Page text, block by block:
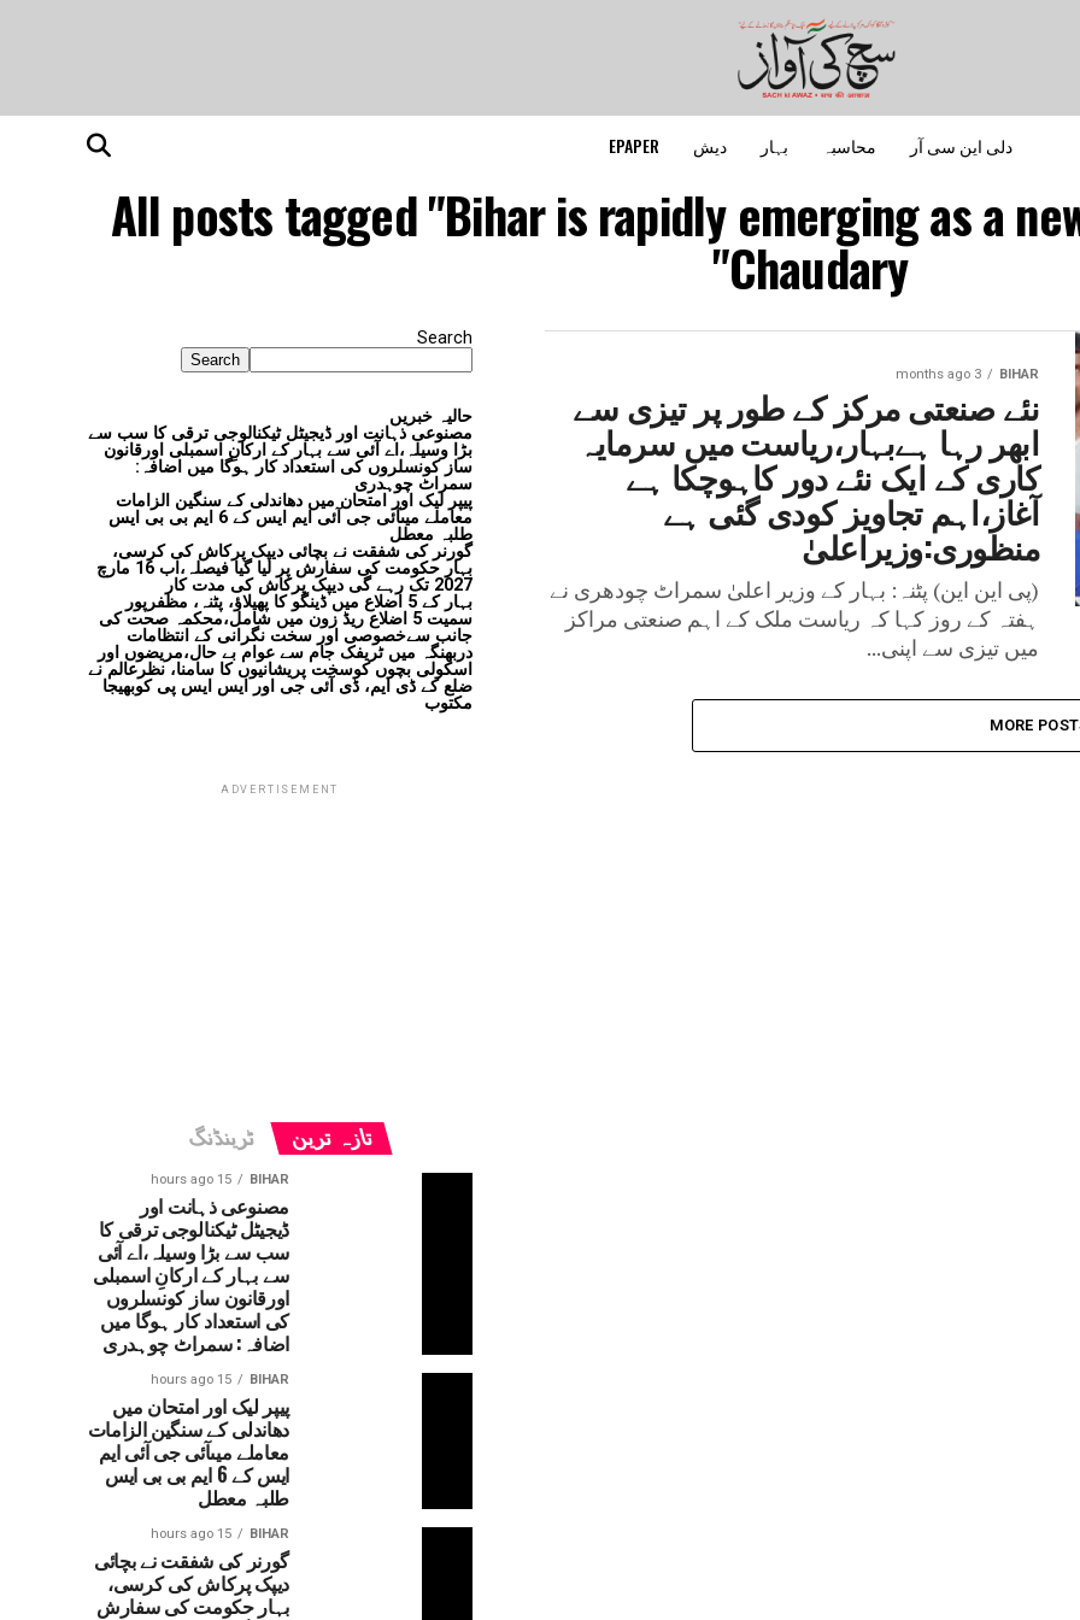
دلی این سی آر محاسبہ بہار دیش EPAPER
All posts tagged "Bihar is rapidly emerging as a
Chaudary"
BIHAR
3 months ago
نئے صنعتی مرکز کے طور پر تیزی سے
ابھر رہا ہےبہار،ریاست میں سرمایہ
کاری کے ایک نئے دور کاہوچکا ہے
آغاز،اہم تجاویز کودی گئی ہے
منظوری:وزیراعلیٰ
(پی این این) پٹنہ: بہار کے وزیر اعلیٰ سمراٹ چودھری نے
ہفتہ کے روز کہا کہ ریاست ملک کے اہم صنعتی مراکز
میں تیزی سے اپنی...
MORE
Search
Search
حالیہ خبریں
مصنوعی ذہانت اور ڈیجیٹل ٹیکنالوجی ترقی کا سب سے
بڑا وسیلہ،اے آئی سے بہار کے ارکانِ اسمبلی اورقانون
ساز کونسلروں کی استعداد کار ہوگا میں اضافہ:
سمراٹ چوہدری
پیپر لیک اور امتحان میں دھاندلی کے سنگین الزامات
معاملے میںآئی جی آئی ایم ایس کے 6 ایم بی بی ایس
طلبہ معطل
گورنر کی شفقت نے بچائی دیپک پرکاش کی کرسی،
بہار حکومت کی سفارش پر لیا گیا فیصلہ،اب 16 مارچ
2027 تک رہے گی دیپک پرکاش کی مدت کار
بہار کے 5 اضلاع میں ڈینگو کا پھیلاؤ، پٹنہ، مظفرپور
سمیت 5 اضلاع ریڈ زون میں شامل،محکمہ صحت کی
جانب سےخصوصی اور سخت نگرانی کے انتظامات
دربھنگہ میں ٹریفک جام سے عوام بے حال،مریضوں اور
اسکولی بچوں کوسخت پریشانیوں کا سامنا، نظرعالم نے
ضلع کے ڈی ایم، ڈی آئی جی اور ایس ایس پی کوبھیجا
مکتوب
ADVERTISEMENT
تازہ ترین ٹرینڈنگ
BIHAR
15 hours ago
مصنوعی ذہانت اور
ڈیجیٹل ٹیکنالوجی ترقی کا
سب سے بڑا وسیلہ،اے آئی
سے بہار کے ارکانِ اسمبلی
اورقانون ساز کونسلروں
کی استعداد کار ہوگا میں
اضافہ: سمراٹ چوہدری
BIHAR
15 hours ago
پیپر لیک اور امتحان میں
دھاندلی کے سنگین الزامات
معاملے میںآئی جی آئی ایم
ایس کے 6 ایم بی بی ایس
طلبہ معطل
BIHAR
15 hours ago
گورنر کی شفقت نے بچائی
دیپک پرکاش کی کرسی،
بہار حکومت کی سفارش